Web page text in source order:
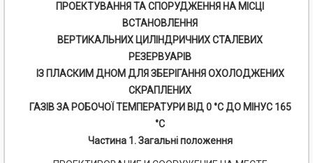
ПРОЕКТУВАННЯ ТА СПОРУДЖЕННЯ НА МІСЦІ
ВСТАНОВЛЕННЯ
ВЕРТИКАЛЬНИХ ЦИЛІНДРИЧНИХ СТАЛЕВИХ
РЕЗЕРВУАРІВ
ІЗ ПЛАСКИМ ДНОМ ДЛЯ ЗБЕРІГАННЯ ОХОЛОДЖЕНИХ
СКРАПЛЕНИХ
ГАЗІВ ЗА РОБОЧОЇ ТЕМПЕРАТУРИ ВІД 0 °С ДО МІНУС 165
°С
Частина 1. Загальні положення